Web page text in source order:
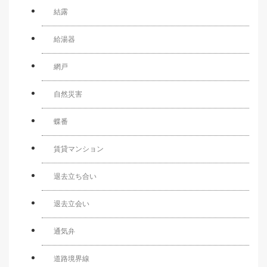
結露
給湯器
網戸
自然災害
蝶番
賃貸マンション
退去立ち合い
退去立会い
通気弁
道路境界線